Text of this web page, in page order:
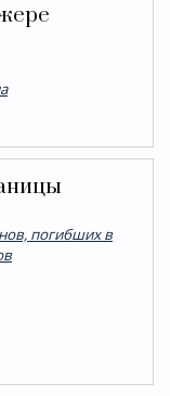
погибших в